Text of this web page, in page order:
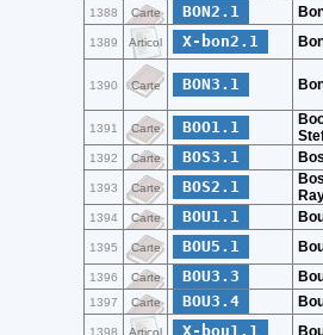
1388 Carte BON2.1
1389 Articol X-bon2.1
1390 Carte BON3.1
1391 Carte BOO1.1
1392 Carte BOS3.1
1393 Carte BOS2.1
1394 Carte BOU1.1
1395 Carte BOU5.1
1396 Carte BOU3.3
1397 Carte BOU3.4
1398 Articol X-bou1.1